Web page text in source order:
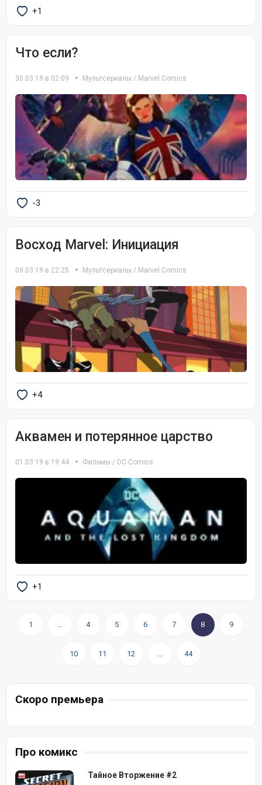
+1
Что если?
30.03.19 в 02:09 Мультсериалы / Marvel Comics
-3
Восход Marvel: Инициация
09.03.19 в 22:25 Мультсериалы / Marvel Comics
+4
Аквамен и потерянное царство
01.03.19 в 19:44 Фильмы / DC Comics
+1
1 ... 4 5 6 7 8 9
10 11 12 ... 44
Скоро премьера
Про комикс
Тайное Вторжение #2